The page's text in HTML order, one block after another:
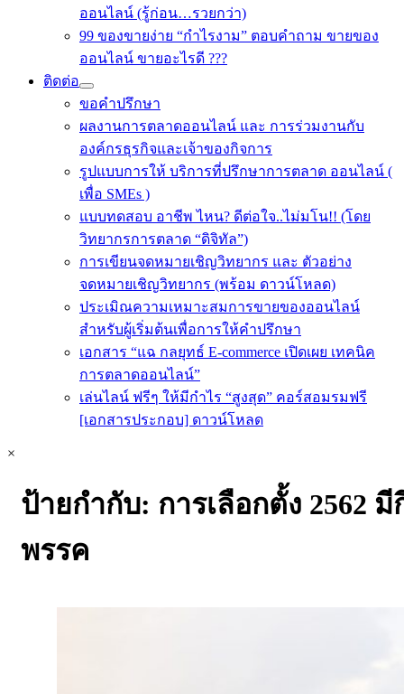
ออนไลน์ (รู้ก่อน…รวยกว่า)
99 ของขายง่าย “กำไรงาม” ตอบคำถาม ขายของ
ออนไลน์ ขายอะไรดี ???
ติดต่อ
ขอคำปรึกษา
ผลงานการตลาดออนไลน์ และ การร่วมงานกับ
องค์กรธุรกิจและเจ้าของกิจการ
รูปแบบการให้ บริการที่ปรึกษาการตลาด ออนไลน์ (
เพื่อ SMEs )
แบบทดสอบ อาชีพ ไหน? ดีต่อใจ..ไม่มโน!! (โดย
วิทยากรการตลาด “ดิจิทัล”)
การเขียนจดหมายเชิญวิทยากร และ ตัวอย่าง
จดหมายเชิญวิทยากร (พร้อม ดาวน์โหลด)
ประเมิณความเหมาะสมการขายของออนไลน์
สำหรับผู้เริ่มต้นเพื่อการให้คำปรึกษา
เอกสาร “แฉ กลยุทธ์ E-commerce เปิดเผย เทคนิค
การตลาดออนไลน์”
เล่นไลน์ ฟรีๆ ให้มีกำไร “สูงสุด” คอร์สอมรมฟรี
[เอกสารประกอบ] ดาวน์โหลด
×
ป้ายกำกับ: การเลือกตั้ง 2562 มี
พรรค